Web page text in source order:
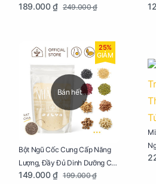
Bầu Chai 100ml
189.000 ₫ 249.000 ₫
Bán hết
25%
GIẢM
Bột Ngũ Cốc Cung Cấp Năng
Lượng, Đầy Đủ Dinh Dưỡng Cho
Mẹ Bầu Túi 250g
149.000 ₫ 199.000 ₫